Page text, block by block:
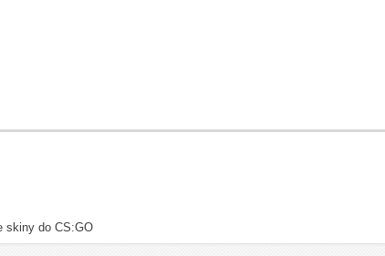
skiny do CS:GO